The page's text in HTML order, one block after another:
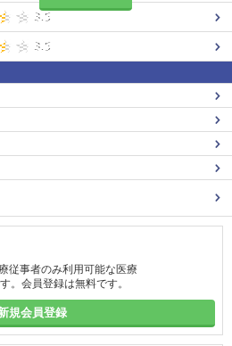
従事者のみ利用可能な医療
。会員登録は無料です。
規会員登録